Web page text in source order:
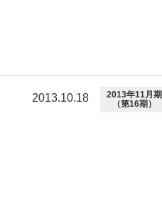
2013.10.18
2013年11月期
（第16期）